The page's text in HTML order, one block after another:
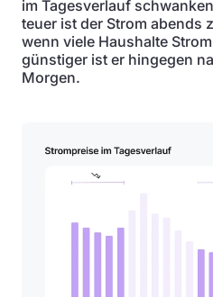
im Tagesverlauf
teuer ist der Strom abends
wenn viele Haushalte
günstiger ist er hingegen
Morgen.